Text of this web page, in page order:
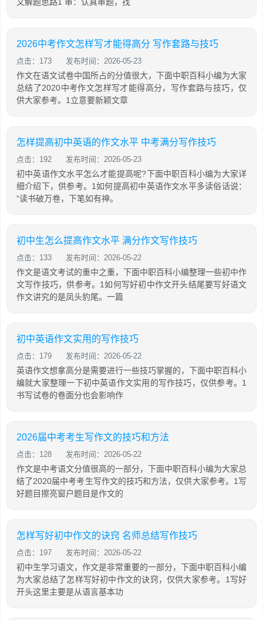
2026中考作文怎样写才能得高分 写作套路与技巧
点击：173 发布时间：2026-05-23
作文在语文试卷中国所占的分值很大，下面中职百科小编为大家
总结了2020中考作文怎样写才能得高分，写作套路与技巧，仅
供大家参考。1立意要新颖文章
怎样提高初中英语的作文水平 中考满分写作技巧
点击：192 发布时间：2026-05-23
初中英语作文水平怎么才能提高呢?下面中职百科小编为大家详
细介绍下，供参考。1如何提高初中英语作文水平多读俗话说：
“读书破万卷，下笔如有神。
初中生怎么提高作文水平 满分作文写作技巧
点击：133 发布时间：2026-05-22
作文是语文考试的重中之重，下面中职百科小编整理一些初中作
文写作技巧，供参考。1如何写好初中作文开头结尾要写好语文
作文讲究的是凤头豹尾。一篇
初中英语作文实用的写作技巧
点击：179 发布时间：2026-05-22
英语作文想拿高分是需要进行一些技巧掌握的，下面中职百科小
编就大家整理一下初中英语作文实用的写作技巧，仅供参考。1
书写试卷的卷面分也会影响作
2026届中考考生写作文的技巧和方法
点击：128 发布时间：2026-05-22
作文是中考语文分值很高的一部分，下面中职百科小编为大家总
结了2020届中考考生写作文的技巧和方法，仅供大家参考。1写
好题目擦亮窗户题目是作文的
怎样写好初中作文的诀窍 名师总结写作技巧
点击：197 发布时间：2026-05-22
初中生学习语文，作文是非常重要的一部分，下面中职百科小编
为大家总结了怎样写好初中作文的诀窍，仅供大家参考。1写好
开头这里主要是从语言基本功